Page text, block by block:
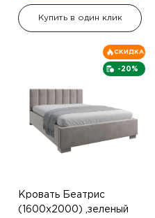
Купить в один клик
-20%
СКИДКА
Кровать Беатрис
(1600х2000) ,зеленый